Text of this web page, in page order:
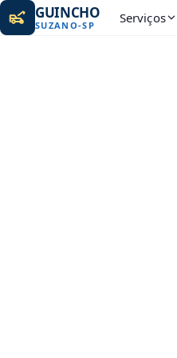
GUINCHO
SUZANO-SP Serviços